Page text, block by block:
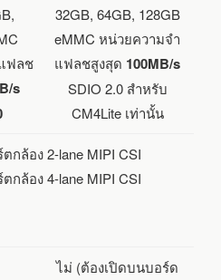
ฟลช
s
32GB, 64GB, 128GB
eMMC หน่วยความจำ
แฟลชสูงสุด 100MB/s
SDIO 2.0 สำหรับ
CM4Lite เท่านั้น
กล้อง 2-lane MIPI CSI
กล้อง 4-lane MIPI CSI
ไม่ (ต้องเปิดบนบอร์ด